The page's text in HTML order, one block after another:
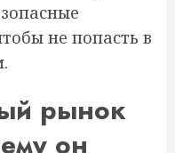
не попасть в
рынок
он